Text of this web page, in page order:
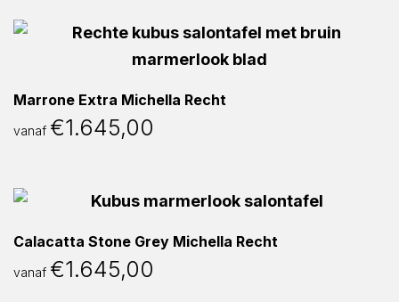
Marrone Extra Michella Recht
vanaf €1.645,00
Calacatta Stone Grey Michella Recht
vanaf €1.645,00